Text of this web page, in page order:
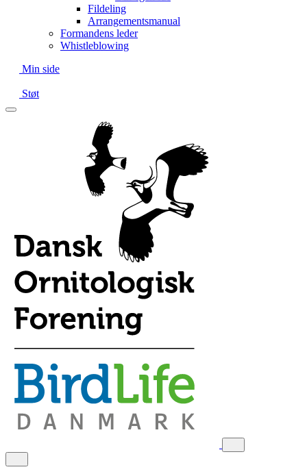
Fildeling
Arrangementsmanual
Formandens leder
Whistleblowing
Min side
Støt